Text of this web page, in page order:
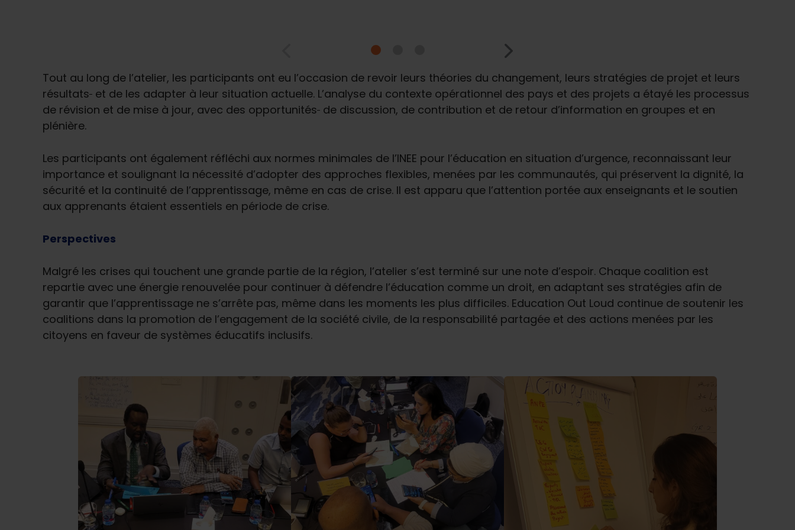
Tout au long de l’atelier, les participants ont eu l’occasion de revoir leurs théories du changement, leurs stratégies de projet et leurs
résultats et de les adapter à leur situation actuelle. L’analyse du contexte opérationnel des pays et des projets a étayé les processus
de révision et de mise à jour, avec des opportunités de discussion, de contribution et de retour d’information en groupes et en
plénière.
Les participants ont également réfléchi aux normes minimales de l’INEE pour l’éducation en situation d’urgence, reconnaissant leur
importance et soulignant la nécessité d’adopter des approches flexibles, menées par les communautés, qui préservent la dignité, la
sécurité et la continuité de l’apprentissage, même en cas de crise. Il est apparu que l’attention portée aux enseignants et le soutien
aux apprenants étaient essentiels en période de crise.
Perspectives
Malgré les crises qui touchent une grande partie de la région, l’atelier s’est terminé sur une note d’espoir. Chaque coalition est
repartie avec une énergie renouvelée pour continuer à défendre l’éducation comme un droit, en adaptant ses stratégies afin de
garantir que l’apprentissage ne s’arrête pas, même dans les moments les plus difficiles. Education Out Loud continue de soutenir les
coalitions dans la promotion de l’engagement de la société civile, de la responsabilité partagée et des actions menées par les
citoyens en faveur de systèmes éducatifs inclusifs.